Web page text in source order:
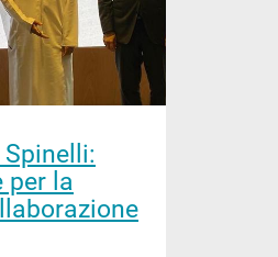
Spinelli:
per la